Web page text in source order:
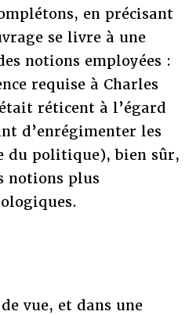
en précisant
se livre à une
notions employées :
requise à Charles
réticent à l’égard
d’enrégimenter les
du politique), bien sûr,
notions plus
vue, et dans une